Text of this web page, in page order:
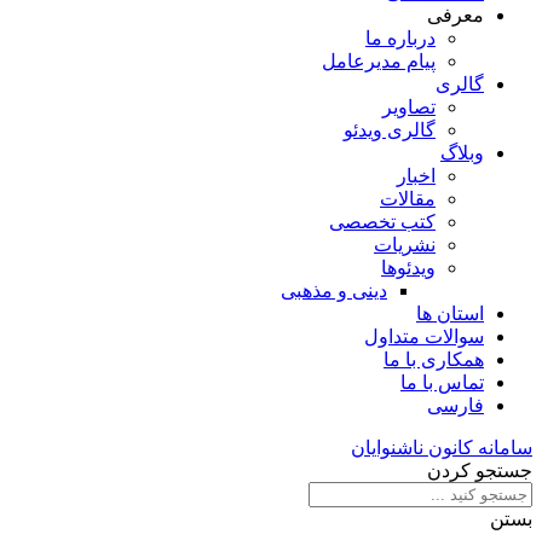
معرفی
درباره ما
پیام مدیرعامل
گالری
تصاویر
گالری ویدئو
وبلاگ
اخبار
مقالات
کتب تخصصی
نشریات
ویدئوها
دینی و مذهبی
استان ها
سوالات متداول
همکاری با ما
تماس با ما
فارسی
سامانه کانون ناشنوایان
جستجو کردن
بستن